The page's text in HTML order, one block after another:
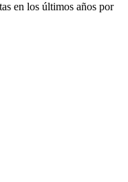
en los últimos años por